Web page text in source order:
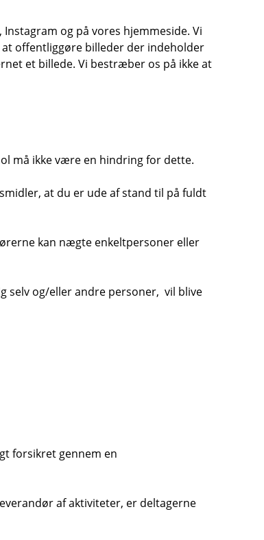
og på vores hjemmeside. Vi
at offentliggøre billeder der indeholder
et billede. Vi bestræber os på ikke at
må ikke være en hindring for dette.
at du er ude af stand til på fuldt
kan nægte enkeltpersoner eller
selv og/eller andre personer, vil blive
forsikret gennem en
af aktiviteter, er deltagerne